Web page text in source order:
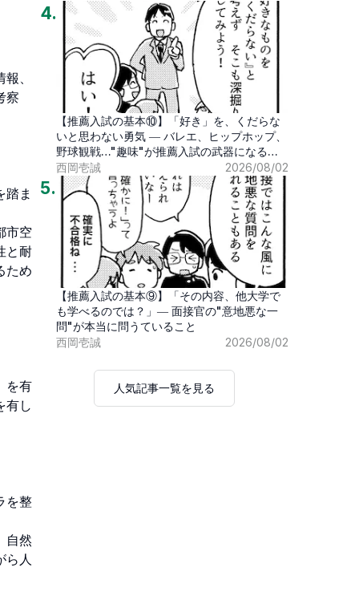
、
察
踏ま
市空
と耐
ため
を有
有し
を整
自然
ら人
4.
【推薦入試の基本⑩】「好き」を、くだらな
いと思わない勇気 ― バレエ、ヒップホップ、
野球観戦…"趣味"が推薦入試の武器になる時
代
西岡壱誠 2026/08/02
5.
【推薦入試の基本⑨】「その内容、他大学で
も学べるのでは？」― 面接官の"意地悪な一
問"が本当に問うていること
西岡壱誠
2026/08/02
人気記事一覧を見る